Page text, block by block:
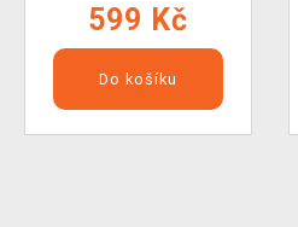
599 Kč
Do košíku